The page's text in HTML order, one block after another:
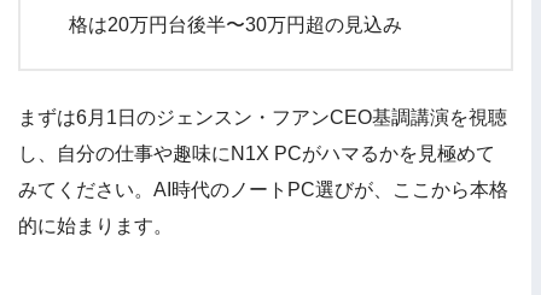
格は20万円台後半〜30万円超の見込み
まずは6月1日のジェンスン・フアンCEO基調講演を視聴
し、自分の仕事や趣味にN1X PCがハマるかを見極めて
みてください。AI時代のノートPC選びが、ここから本格
的に始まります。